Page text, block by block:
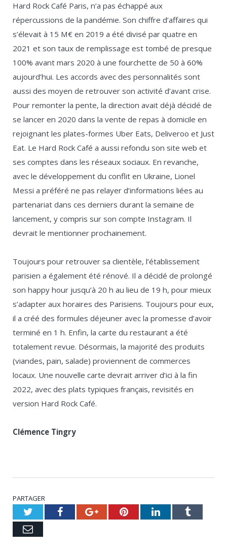
Hard Rock Café Paris, n’a pas échappé aux
répercussions de la pandémie. Son chiffre d’affaires qui
s’élevait à 15 M€ en 2019 a été divisé par quatre en
2021 et son taux de remplissage est tombé de presque
100% avant mars 2020 à une fourchette de 50 à 60%
aujourd’hui. Les accords avec des personnalités sont
aussi des moyen de retrouver son activité d’avant crise.
Pour remonter la pente, la direction avait déjà décidé de
se lancer en 2020 dans la vente de repas à domicile en
rejoignant les plates-formes Uber Eats, Deliveroo et Just
Eat. Le Hard Rock Café a aussi refondu son site web et
ses comptes dans les réseaux sociaux. En revanche,
avec le développement du conflit en Ukraine, Lionel
Messi a préféré ne pas relayer d’informations liées au
partenariat dans ces derniers durant la semaine de
lancement, y compris sur son compte Instagram. Il
devrait le mentionner prochainement.
Toujours pour retrouver sa clientèle, l’établissement
parisien a également été rénové. Il a décidé de prolongé
son happy hour jusqu’à 20 h au lieu de 19 h, pour mieux
s’adapter aux horaires des Parisiens. Toujours pour eux,
il a créé des formules déjeuner avec la promesse d’avoir
terminé en 1 h. Enfin, la carte du restaurant a été
totalement revue. Désormais, la majorité des produits
(viandes, pain, salade) proviennent de commerces
locaux. Une nouvelle carte devrait arriver d’ici à la fin
2022, avec des plats typiques français, revisités en
version Hard Rock Café.
Clémence Tingry
PARTAGER
TwitterFacebookGoogle+PinterestLinkedInTumblr
Email